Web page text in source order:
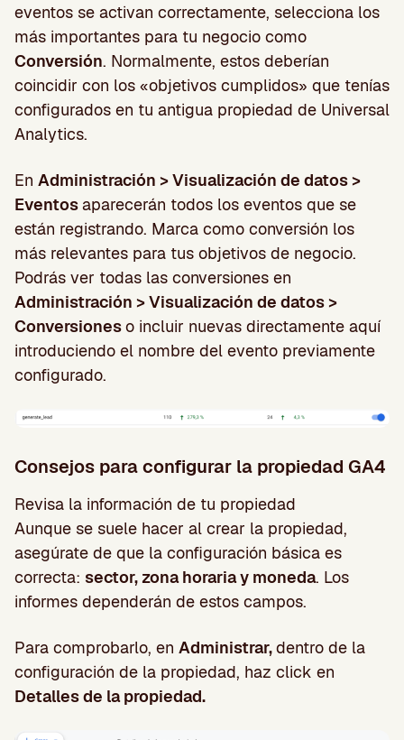
eventos se activan correctamente, selecciona los
más importantes para tu negocio como
Conversión. Normalmente, estos deberían
coincidir con los «objetivos cumplidos» que tenías
configurados en tu antigua propiedad de Universal
Analytics.
En Administración > Visualización de datos >
Eventosaparecerán todos los eventos que se
están registrando. Marca como conversión los
más relevantes para tus objetivos de negocio.
Podrás ver todas las conversiones en
Administración > Visualización de datos >
Conversioneso incluir nuevas directamente aquí
introduciendo el nombre del evento previamente
configurado.
Consejos para configurar la propiedad GA4
Revisa la información de tu propiedad
Aunque se suele hacer al crear la propiedad,
asegúrate de que la configuración básica es
correcta: sector, zona horaria y moneda. Los
informes dependerán de estos campos.
Para comprobarlo, en Administrar,dentro de la
configuración de la propiedad, haz click en
Detalles de la propiedad.